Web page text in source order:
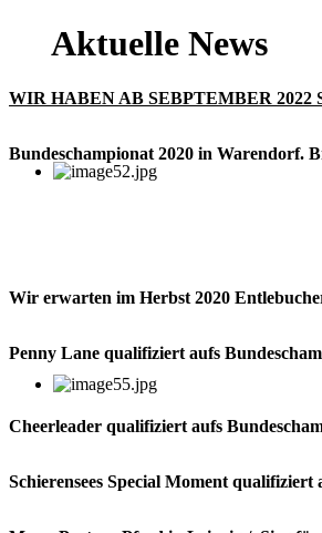
Aktuelle News
WIR HABEN AB SEBPTEMBER
Bundeschampionat 2020 in Warendorf.
Wir erwarten im Herbst 2020
Penny Lane qualifiziert aufs
Cheerleader qualifiziert aufs
Schierensees Special Moment